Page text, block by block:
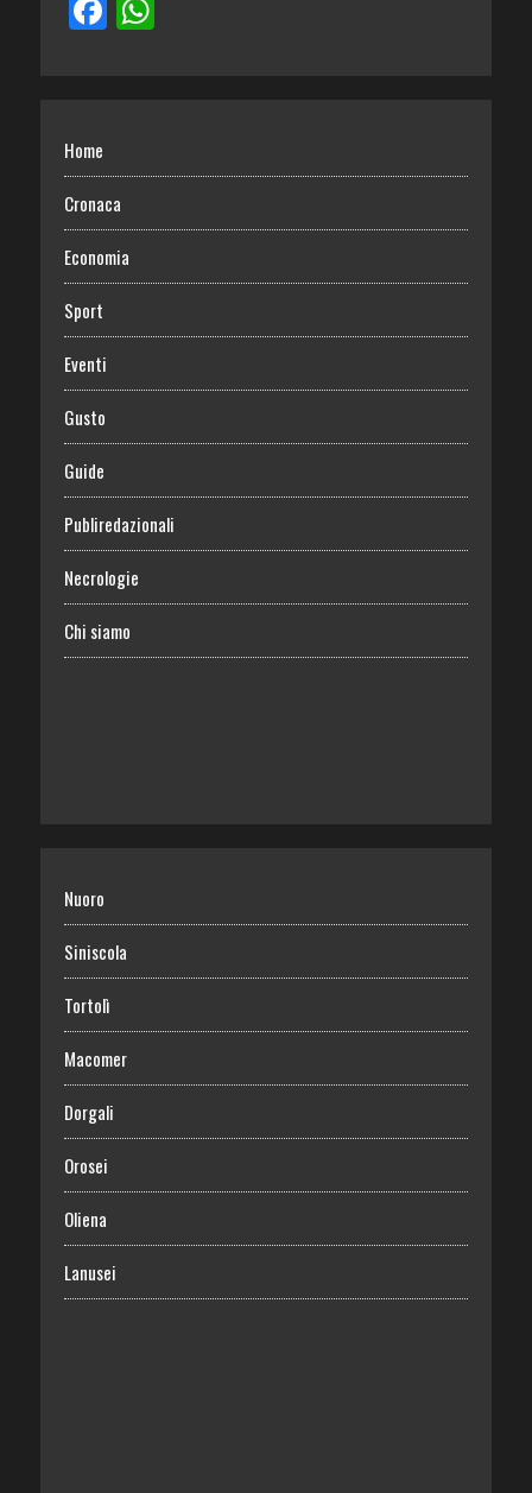
Home
Cronaca
Economia
Sport
Eventi
Gusto
Guide
Publiredazionali
Necrologie
Chi siamo
Nuoro
Siniscola
Tortolì
Macomer
Dorgali
Orosei
Oliena
Lanusei